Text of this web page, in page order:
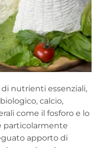
nutrienti essenziali,
calcio,
come il fosforo e lo
particolarmente
apporto di